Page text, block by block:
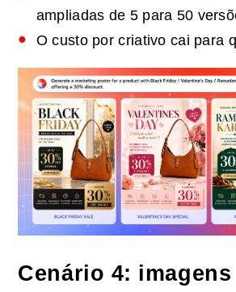
ampliadas de 5 para 50
O custo por criativo cai para
Cenário 4: imagens